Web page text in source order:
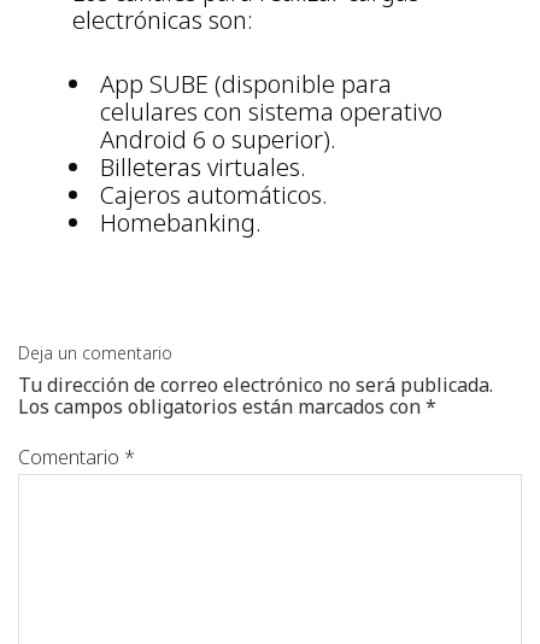
electrónicas son:
App SUBE (disponible para
celulares con sistema operativo
Android 6 o superior).
Billeteras virtuales.
Cajeros automáticos.
Homebanking.
Deja un comentario
Tu dirección de correo electrónico no será publicada.
Los campos obligatorios están marcados con*
Comentario *